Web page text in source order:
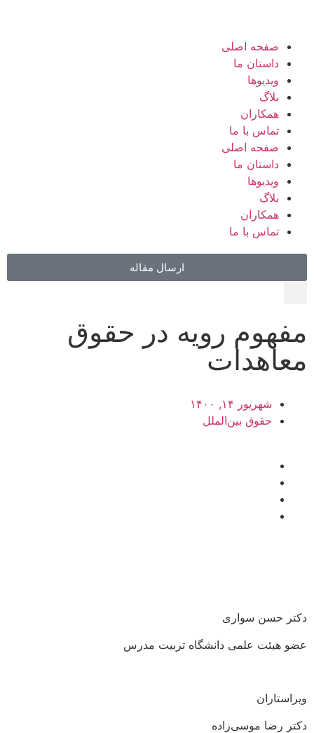
صفحه اصلی
داستان ما
ویدیوها
بلاگ
همکاران
تماس با ما
صفحه اصلی
داستان ما
ویدیوها
بلاگ
همکاران
تماس با ما
ارسال مقاله
مفهوم رویه در حقوق
معاهدات
شهریور ۱۴, ۱۴۰۰
حقوق بین‌الملل
دکتر حسن سواری
عضو هیئت علمی دانشگاه تربیت مدرس
ویراستاران
دکتر رضا موسی‌زاده